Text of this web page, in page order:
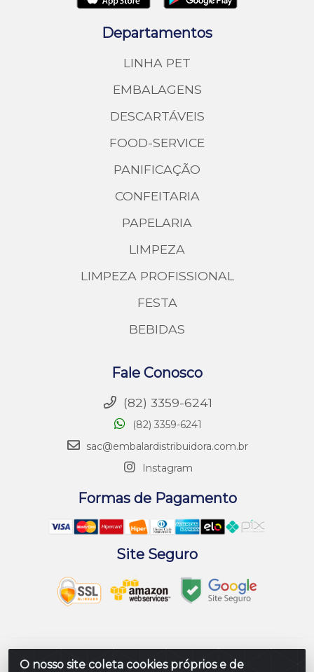
O nosso site coleta cookies próprios e de
Departamentos
LINHA PET
EMBALAGENS
DESCARTÁVEIS
FOOD-SERVICE
PANIFICAÇÃO
CONFEITARIA
PAPELARIA
LIMPEZA
LIMPEZA PROFISSIONAL
FESTA
BEBIDAS
Fale Conosco
(82) 3359-6241
(82) 3359-6241
sac@embalardistribuidora.com.br
Instagram
Formas de Pagamento
Site Seguro
Embalar Distribuidora de Embalagens LTDA - Rodovia